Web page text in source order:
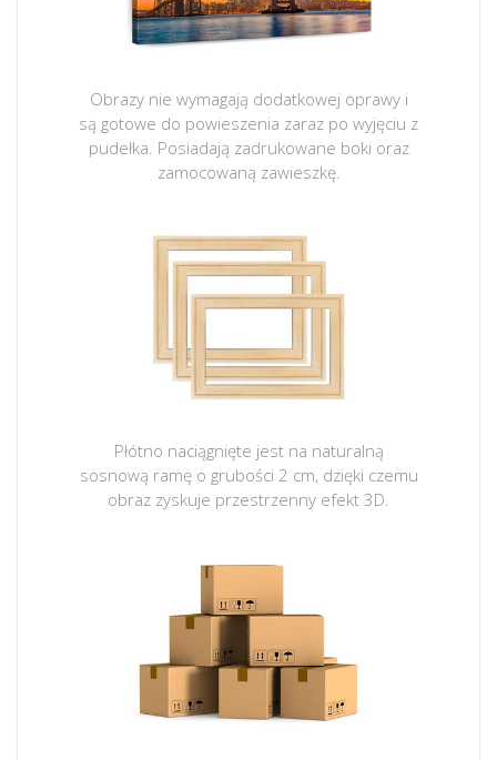
Obrazy nie wymagają dodatkowej oprawy i
są gotowe do powieszenia zaraz po wyjęciu z
pudełka. Posiadają zadrukowane boki oraz
zamocowaną zawieszkę.
Płótno naciągnięte jest na naturalną
sosnową ramę o grubości 2 cm, dzięki czemu
obraz zyskuje przestrzenny efekt 3D.